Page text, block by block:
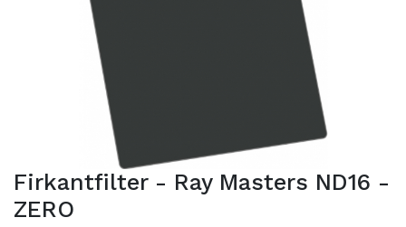
Firkantfilter - Ray Masters ND16 -
ZERO